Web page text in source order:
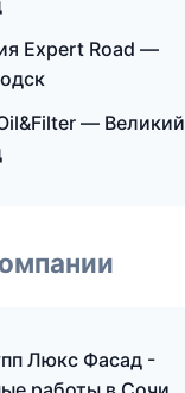
Expert Road —
— Великий
Люкс Фасад -